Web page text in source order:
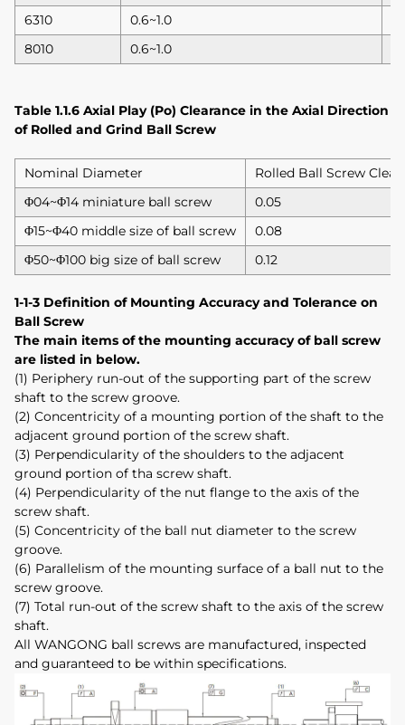
6310
0.6~1.0
8010
0.6~1.0
Table 1.1.6 Axial Play (Po) Clearance in the Axial Direction
of Rolled and Grind Ball Screw
Nominal Diameter
Rolled Ball Screw
Φ04~Φ14 miniature ball screw
0.05
Φ15~Φ40 middle size of ball screw
0.08
Φ50~Φ100 big size of ball screw
0.12
1-1-3 Definition of Mounting Accuracy and Tolerance on
Ball Screw
The main items of the mounting accuracy of ball screw
are listed in below.
(1) Periphery run-out of the supporting part of the screw
shaft to the screw groove.
(2) Concentricity of a mounting portion of the shaft to the
adjacent ground portion of the screw shaft.
(3) Perpendicularity of the shoulders to the adjacent
ground portion of tha screw shaft.
(4) Perpendicularity of the nut flange to the axis of the
screw shaft.
(5) Concentricity of the ball nut diameter to the screw
groove.
(6) Parallelism of the mounting surface of a ball nut to the
screw groove.
(7) Total run-out of the screw shaft to the axis of the screw
shaft.
All WANGONG ball screws are manufactured, inspected
and guaranteed to be within specifications.